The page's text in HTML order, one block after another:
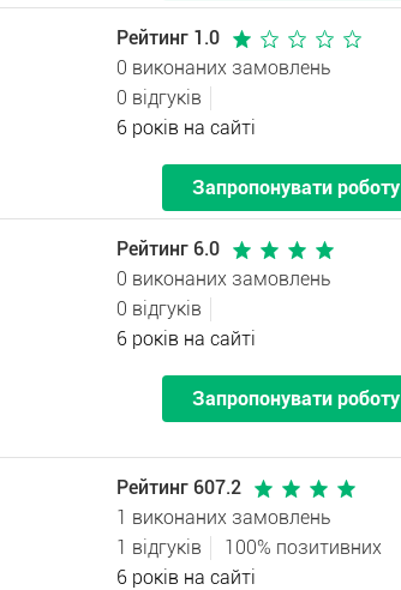
Рейтинг 1.0
0 виконаних замовлень
0 відгуків
6 років на сайті
Запропонувати роботу
Рейтинг 6.0
0 виконаних замовлень
0 відгуків
6 років на сайті
Запропонувати роботу
Рейтинг 607.2
1 виконаних замовлень
1 відгуків
100% позитивних
6 років на сайті